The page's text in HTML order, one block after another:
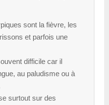
sont la fièvre, les
et parfois une
difficile car il
au paludisme ou à
surtout sur des